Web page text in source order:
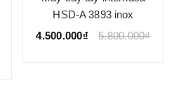
HSD-A 3893 inox
4.500.000₫
5.800.000₫